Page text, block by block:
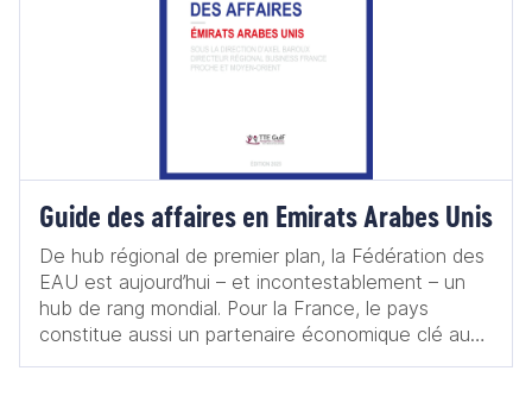
Guide des affaires en Emirats Arabes Unis
De hub régional de premier plan, la Fédération des
EAU est aujourd’hui – et incontestablement – un
hub de rang mondial. Pour la France, le pays
constitue aussi un partenaire économique clé au
Moyen-Orient : premier destinataire de nos